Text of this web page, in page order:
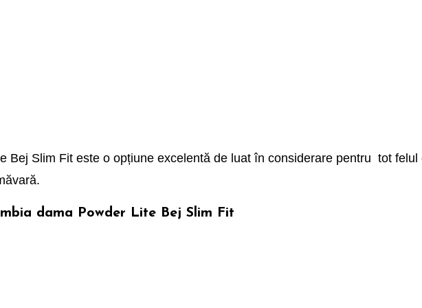
Bej Slim Fit este o opțiune excelentă de luat în considerare pentru tot felul
dama Powder Lite Bej Slim Fit